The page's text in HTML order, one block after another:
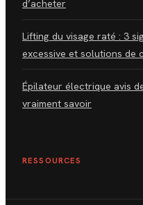
d’acheter
Lifting du visage raté : 3
excessive et solutions de
Épilateur électrique avis
vraiment savoir
RESSOURCES